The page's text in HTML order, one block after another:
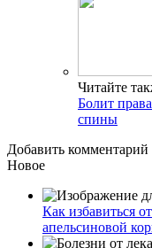
Читайте
Болит
спины
Добавить комментарий
Новое
Как избавиться
апельсиновой